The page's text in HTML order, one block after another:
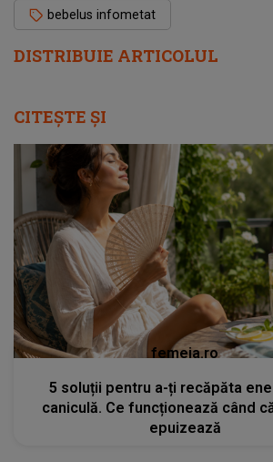
DISTRIBUIE ARTICOLUL
bebelus infometat
CITEȘTE ȘI
femeia.ro
5 soluții pentru a-ți recăpăta
caniculă. Ce funcționează când
epuizează